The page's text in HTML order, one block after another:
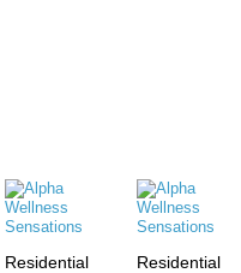
Residential
Residential